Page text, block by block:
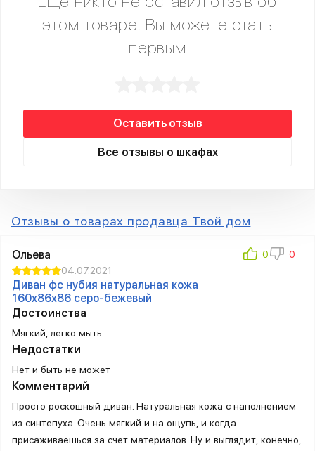
этом товаре. Вы можете стать
первым
Оставить отзыв
Все отзывы о шкафах
Отзывы о товарах продавца Твой дом
Ольева
04.07.2021
Диван фc нубия натуральная кожа
160x86x86 серо-бежевый
Достоинства
Мягкий, легко мыть
Недостатки
Нет и быть не может
Комментарий
Просто роскошный диван. Натуральная кожа с наполнением
из синтепуха. Очень мягкий и на ощупь, и когда
присаживаешься за счет материалов. Ну и выглядит, конечно,